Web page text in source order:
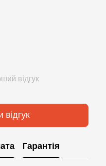
відгук
відгук
Гарантія